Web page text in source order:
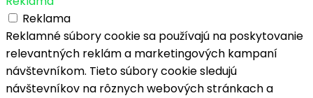
Reklama
Reklamné súbory cookie sa používajú na poskytovanie
relevantných reklám a marketingových kampaní
návštevníkom. Tieto súbory cookie sledujú
návštevníkov na rôznych webových stránkach a